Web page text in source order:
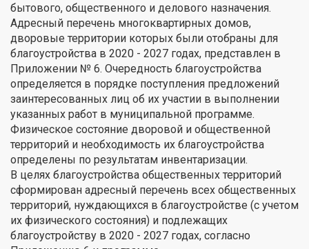
бытового, общественного и делового назначения.
Адресный перечень многоквартирных домов,
дворовые территории которых были отобраны для
благоустройства в 2020 - 2027 годах, представлен в
Приложении № 6. Очередность благоустройства
определяется в порядке поступления предложений
заинтересованных лиц об их участии в выполнении
указанных работ в муниципальной программе.
Физическое состояние дворовой и общественной
территорий и необходимость их благоустройства
определены по результатам инвентаризации.
В целях благоустройства общественных территорий
сформирован адресный перечень всех общественных
территорий, нуждающихся в благоустройстве (с учетом
их физического состояния) и подлежащих
благоустройству в 2020 - 2027 годах, согласно